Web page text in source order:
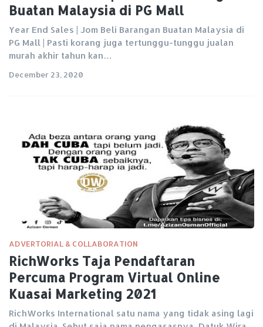
Buatan Malaysia di PG Mall
Year End Sales | Jom Beli Barangan Buatan Malaysia di
PG Mall | Pasti korang juga tertunggu-tunggu jualan
murah akhir tahun kan…
December 23, 2020
ADVERTORIAL & COLLABORATION
RichWorks Taja Pendaftaran
Percuma Program Virtual Online
Kuasai Marketing 2021
RichWorks International satu nama yang tidak asing lagi